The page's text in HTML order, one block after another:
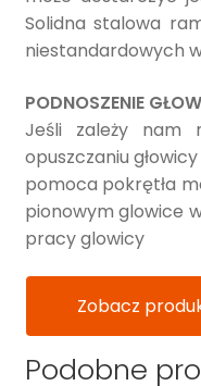
Solidna stalowa
niestandardowych
PODNOSZENIE
Jeśli zależy nam
opuszczaniu
pomoca pokrętła
pionowym glowice
pracy glowicy
Zobacz
Podobne